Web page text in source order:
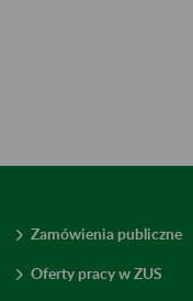
Zamówienia publiczne
Oferty pracy w ZUS